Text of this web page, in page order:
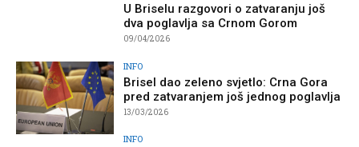
U Briselu razgovori o zatvaranju još
dva poglavlja sa Crnom Gorom
09/04/2026
INFO
Brisel dao zeleno svjetlo: Crna Gora
pred zatvaranjem još jednog poglavlja
13/03/2026
INFO